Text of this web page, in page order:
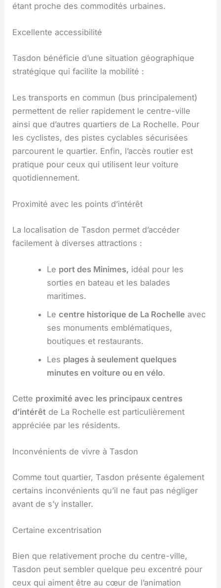
étant proche des commodités urbaines.
Excellente accessibilité
Tasdon bénéficie d’une situation géographique
stratégique qui facilite la mobilité :
Les transports en commun (bus principalement)
permettent de relier rapidement le centre-ville
ainsi que d’autres quartiers de La Rochelle. Pour
les cyclistes, des pistes cyclables sécurisées
parcourent le quartier. Enfin, l’accès routier est
pratique pour ceux qui utilisent leur voiture
quotidiennement.
Proximité avec les points d’intérêt
La localisation de Tasdon permet d’accéder
facilement à diverses attractions :
Le port des Minimes, idéal pour les
sorties en bateau et les balades
maritimes.
Le centre historique de La Rochelle avec
ses monuments emblématiques,
boutiques et restaurants.
Les plages à seulement quelques
minutes en voiture ou en vélo.
Cette proximité avec les principaux centres
d’intérêt de La Rochelle est particulièrement
appréciée par les résidents.
Inconvénients de vivre à Tasdon
Comme tout quartier, Tasdon présente également
certains inconvénients qu’il ne faut pas négliger
avant de s’y installer.
Certaine excentrisation
Bien que relativement proche du centre-ville,
Tasdon peut sembler quelque peu excentré pour
ceux qui aiment être au cœur de l’animation